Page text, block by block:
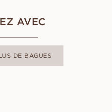
AVEC
DE BAGUES